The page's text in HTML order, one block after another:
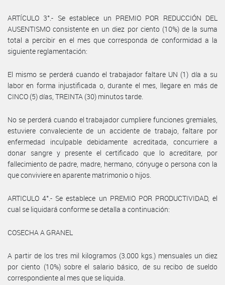
ARTÍCULO 3°.- Se establece un PREMIO POR REDUCCIÓN DEL
AUSENTISMO consistente en un diez por ciento (10%) de la suma
total a percibir en el mes que corresponda de conformidad a la
siguiente reglamentación:
El mismo se perderá cuando el trabajador faltare UN (1) día a su
labor en forma injustificada o, durante el mes, llegare en más de
CINCO (5) días, TREINTA (30) minutos tarde.
No se perderá cuando el trabajador cumpliere funciones gremiales,
estuviere convaleciente de un accidente de trabajo, faltare por
enfermedad inculpable debidamente acreditada, concurriere a
donar sangre y presente el certificado que lo acreditare, por
fallecimiento de padre, madre, hermano, cónyuge o persona con la
que conviviere en aparente matrimonio o hijos.
ARTICULO 4°.- Se establece un PREMIO POR PRODUCTIVIDAD, el
cual se liquidará conforme se detalla a continuación:
COSECHA A GRANEL
A partir de los tres mil kilogramos (3.000 kgs.) mensuales un diez
por ciento (10%) sobre el salario básico, de su recibo de sueldo
correspondiente al mes que se liquida.